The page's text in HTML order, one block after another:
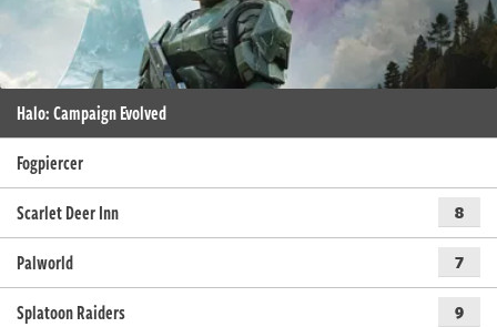
Halo: Campaign Evolved
Fogpiercer
Scarlet Deer Inn
8
Palworld 7
Splatoon Raiders 9